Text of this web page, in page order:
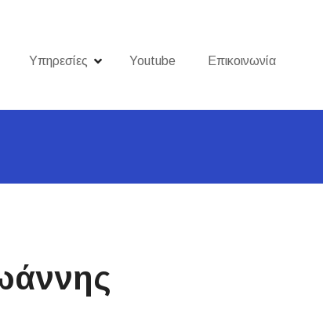
Υπηρεσίες Youtube Επικοινωνία